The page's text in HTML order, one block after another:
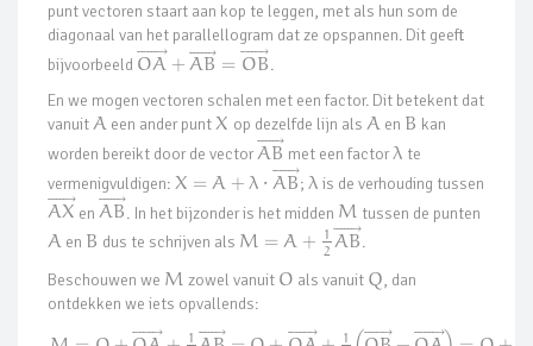
punt vectoren staart aan kop te leggen, met als hun som de
diagonaal van het parallellogram dat ze opspannen. Dit geeft
bijvoorbeeld OA
 ⃗
 + AB
 ⃗
 = OB
 ⃗
 .
En we mogen vectoren schalen met een factor. Dit betekent dat
vanuitA een ander puntX op dezelfde lijn als A en B kan
worden bereikt door de vectorAB
 ⃗
 met een factorλ te
vermenigvuldigen: X = A + λ ⋅ AB
 ⃗
 ;λ is de verhouding tussen
AX
 ⃗
 enAB
 ⃗
 . In het bijzonder is het midden M tussen de punten
A en B dus te schrijven als M = A +
1
2
AB
 ⃗
 .
Beschouwen we M zowel vanuit O als vanuit Q, dan
ontdekken we iets opvallends:
 ⃗

1  ⃗
  ⃗

1
 ⃗
  ⃗
